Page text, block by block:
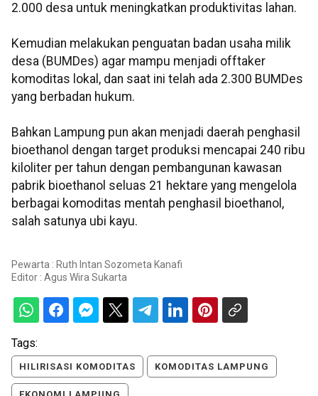
2.000 desa untuk meningkatkan produktivitas lahan.
Kemudian melakukan penguatan badan usaha milik
desa (BUMDes) agar mampu menjadi offtaker
komoditas lokal, dan saat ini telah ada 2.300 BUMDes
yang berbadan hukum.
Bahkan Lampung pun akan menjadi daerah penghasil
bioethanol dengan target produksi mencapai 240 ribu
kiloliter per tahun dengan pembangunan kawasan
pabrik bioethanol seluas 21 hektare yang mengelola
berbagai komoditas mentah penghasil bioethanol,
salah satunya ubi kayu.
Pewarta : Ruth Intan Sozometa Kanafi
Editor : Agus Wira Sukarta
Tags:
HILIRISASI KOMODITAS KOMODITAS LAMPUNG